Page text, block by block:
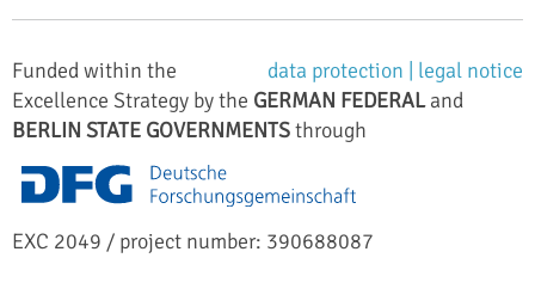
legal notice
data protection |
Funded within the
Excellence Strategy by the GERMAN FEDERALand
BERLIN STATE GOVERNMENTSthrough
EXC 2049 / project number: 390688087